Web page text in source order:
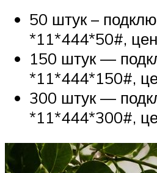
50 штук –
*11*444*50#,
150 штук —
*11*444*150#,
300 штук —
*11*444*300#,